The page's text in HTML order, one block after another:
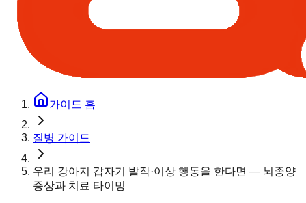
가이드 홈
질병 가이드
우리 강아지 갑자기 발작·이상 행동을 한다면 — 뇌종양
증상과 치료 타이밍